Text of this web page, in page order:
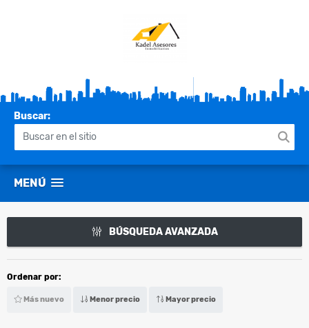
Buscar:
MENÚ
BÚSQUEDA AVANZADA
Ordenar por:
Más nuevo Menor precio Mayor precio